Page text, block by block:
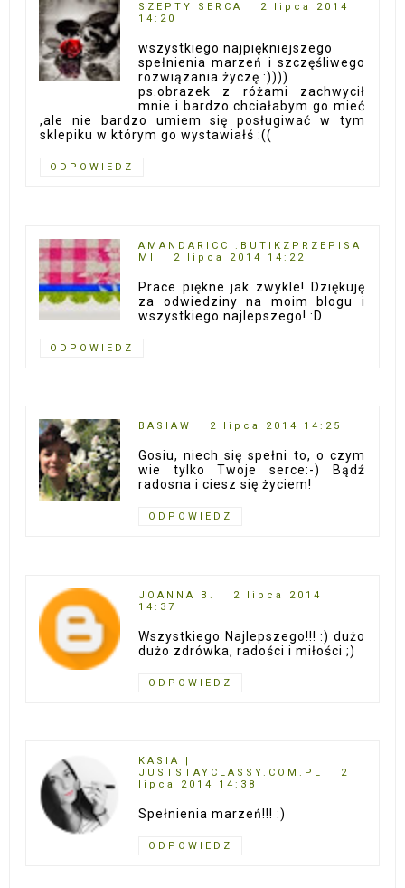
SZEPTY SERCA
2 lipca 2014
14:20
wszystkiego najpiękniejszego
spełnienia marzeń i szczęśliwego
rozwiązania życzę :))))
ps.obrazek z różami zachwycił
mnie i bardzo chciałabym go mieć
,ale nie bardzo umiem się posługiwać w tym
sklepiku w którym go wystawiałś :((
ODPOWIEDZ
AMANDARICCI.BUTIKZPRZEPISA
MI
2 lipca 2014 14:22
Prace piękne jak zwykle! Dziękuję
za odwiedziny na moim blogu i
wszystkiego najlepszego! :D
ODPOWIEDZ
BASIAW 2 lipca 2014 14:25
Gosiu, niech się spełni to, o czym
wie tylko Twoje serce:-) Bądź
radosna i ciesz się życiem!
ODPOWIEDZ
JOANNA B.
2 lipca 2014
14:37
Wszystkiego Najlepszego!!! :) dużo
dużo zdrówka, radości i miłości ;)
ODPOWIEDZ
KASIA |
JUSTSTAYCLASSY.COM.PL
2
lipca 2014 14:38
Spełnienia marzeń!!! :)
ODPOWIEDZ